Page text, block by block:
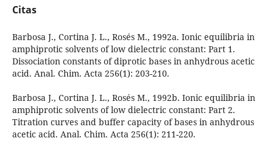
Citas
Barbosa J., Cortina J. L., Rosés M., 1992a. Ionic equilibria in
amphiprotic solvents of low dielectric constant: Part 1.
Dissociation constants of diprotic bases in anhydrous acetic
acid. Anal. Chim. Acta 256(1): 203-210.
Barbosa J., Cortina J. L., Rosés M., 1992b. Ionic equilibria in
amphiprotic solvents of low dielectric constant: Part 2.
Titration curves and buffer capacity of bases in anhydrous
acetic acid. Anal. Chim. Acta 256(1): 211-220.